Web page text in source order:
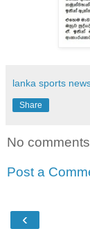
lanka sports
Share
No
Post a
‹